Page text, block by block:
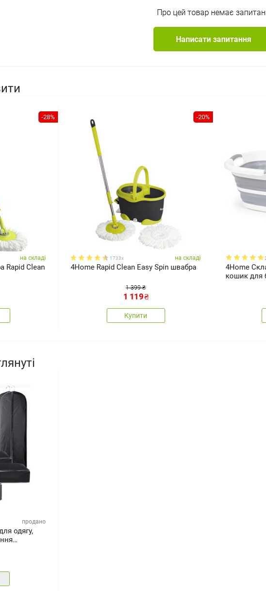
Про цей товар немає
Написати запитання
-28%
на складі
Rapid Clean
-20%
1733x на складі
4Home Rapid Clean Easy Spin швабра
1 399 ₴
1 119₴
Купити
4Home
кошик для
продано
одягу,